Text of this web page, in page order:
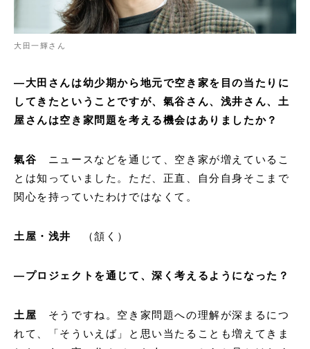
大田一輝さん
―大田さんは幼少期から地元で空き家を目の当たりに
してきたということですが、氣谷さん、浅井さん、土
屋さんは空き家問題を考える機会はありましたか？
氣谷
ニュースなどを通じて、空き家が増えているこ
とは知っていました。ただ、正直、自分自身そこまで
関心を持っていたわけではなくて。
土屋・浅井 （頷く）
―プロジェクトを通じて、深く考えるようになった？
土屋
そうですね。空き家問題への理解が深まるにつ
れて、「そういえば」と思い当たることも増えてきま